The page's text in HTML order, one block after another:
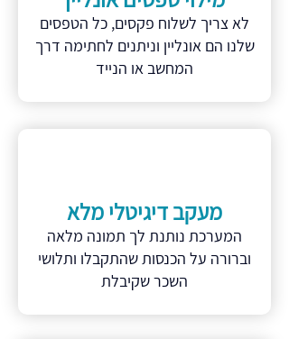
לא צריך לשלוח פקסים, כל הטפסים
שלנו הם אונליין וניתנים לחתימה דרך
המחשב או הנייד
מעקב דיגיטלי מלא
המערכת נותנת לך תמונה מלאה
וברורה על הכנסות שהתקבלו ותלושי
השכר שקיבלת